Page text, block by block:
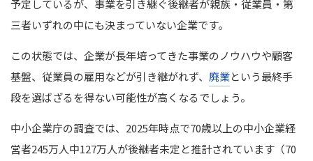
引継ぎが不十分だと事業継続に支障をきたすことがある
買収目的を明確にし、戦略と合致させる
綿密なデューデリジェンスによりリスクを事前に把握する
譲渡後の統合プロセス（PMI）を計画的に進める
予定しているが、事業を引き継ぐ後継者が親族・従業員・第
三者いずれの中にも決まっていない企業です。
この状態では、企業が長年培ってきた事業のノウハウや顧客
基盤、従業員の雇用などが引き継がれず、 廃業という最終手
段を選ばざるを得ない可能性が高くなるでしょう。
中小企業庁の調査では、2025年時点で70歳以上の中小企業経
営者245万人中127万人が後継者未定と推計されています（70